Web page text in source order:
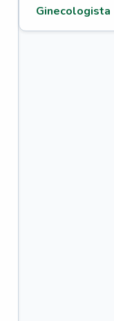
Ginecologista